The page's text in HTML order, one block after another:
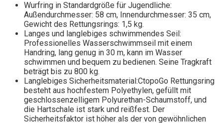
Wurfring in Standardgröße für Jugendliche:
Außendurchmesser: 58 cm, Innendurchmesser: 35 cm,
Gewicht des Rettungsrings: 1,5 kg.
Langes und langlebiges schwimmendes Seil:
Professionelles Wasserschwimmseil mit einem
Handring, lang genug in 30 m, kann im Wasser
schwimmen und bequem zu bedienen. Seine Tragkraft
beträgt bis zu 800 kg.
Langlebiges Sicherheitsmaterial:CtopoGo Rettungsring
besteht aus hochfestem Polyethylen, gefüllt mit
geschlossenzelligem Polyurethan-Schaumstoff, und
die Hartschale ist stark und reißfest. Der
Sicherheitsfaktor ist höher als der von gewöhnlichen